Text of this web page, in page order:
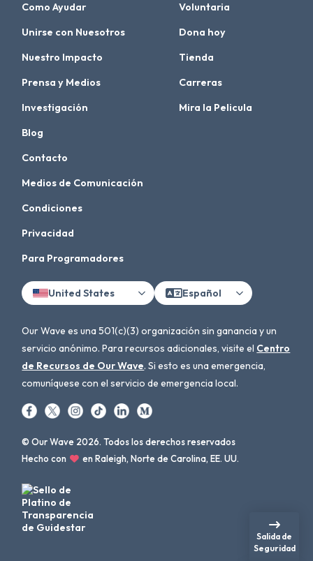
Como Ayudar
Unirse con Nuesotros
Nuestro Impacto
Prensa y Medios
Investigación
Voluntaria
Dona hoy
Tienda
Carreras
Mira la Pelicula
Blog
Contacto
Medios de Comunicación
Condiciones
Privacidad
Para Programadores
United States Español
Our Wave es una 501(c)(3) organización sin ganancia y un
servicio anónimo. Para recursos adicionales, visite el Centro
de Recursos de Our Wave. Si esto es una emergencia,
comuníquese con el servicio de emergencia local.
© Our Wave 2026. Todos los derechos reservados
Hecho con
en Raleigh, Norte de Carolina, EE. UU.
Salida de
Seguridad